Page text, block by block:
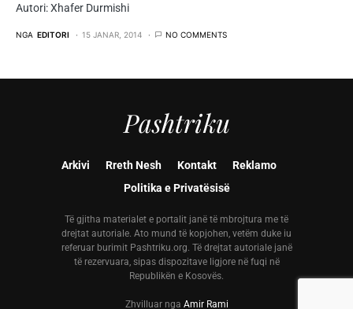
Autori: Xhafer Durmishi
NGA EDITORI 15 JANAR, 2014 NO COMMENTS
Pashtriku
Arkivi Rreth Nesh Kontakt
Reklamo
Politika e Privatësisë
Të gjitha materialet e portalit janë të mbrojtura me të
drejtat autoriale. Ato mund të kopjohen, vetëm duke iu
referuar burimit Pashtriku.org. Të drejtat autoriale janë
të rezervuara, sipas dispozitave ligjore në fuqi në
Republikën e Kosovës.
Zhvilluar nga Amir Rami